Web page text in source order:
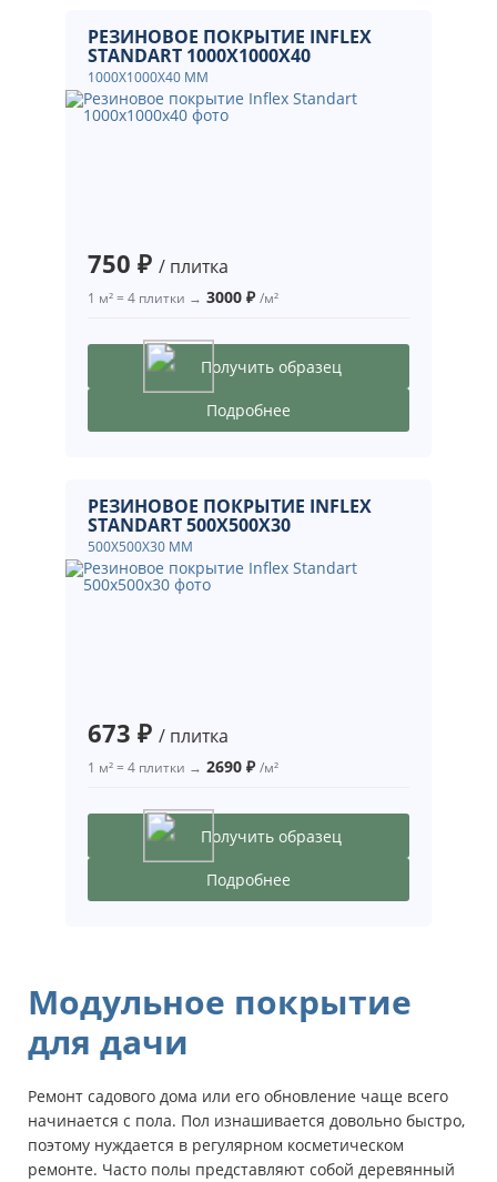
РЕЗИНОВОЕ ПОКРЫТИЕ INFLEX
STANDART 1000X1000X40
1000X1000X40 ММ
750 ₽ / плитка
1 м² = 4 плитки → 3000 ₽ /м²
Получить образец
Подробнее
РЕЗИНОВОЕ ПОКРЫТИЕ INFLEX
STANDART 500X500X30
500X500X30 ММ
673 ₽ / плитка
1 м² = 4 плитки → 2690 ₽ /м²
Получить образец
Подробнее
Модульное покрытие
для дачи
Ремонт садового дома или его обновление чаще всего
начинается с пола. Пол изнашивается довольно быстро,
поэтому нуждается в регулярном косметическом
ремонте. Часто полы представляют собой деревянный